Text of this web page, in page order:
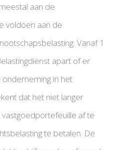
aan de
voldoen aan de
Vanaf 1
apart of er
in het
dat het niet langer
af te
te betalen. De